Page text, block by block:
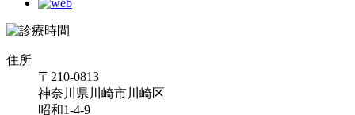
住所
〒210-0813
神奈川県川崎市川崎区
昭和1-4-9